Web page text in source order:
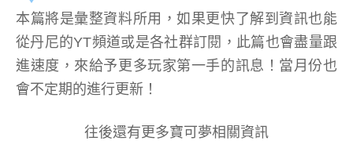
本篇將是彙整資料所用，如果更快了解到資訊也能
從丹尼的YT頻道或是各社群訂閱，此篇也會盡量跟
進速度，來給予更多玩家第一手的訊息！當月份也
會不定期的進行更新！
往後還有更多寶可夢相關資訊